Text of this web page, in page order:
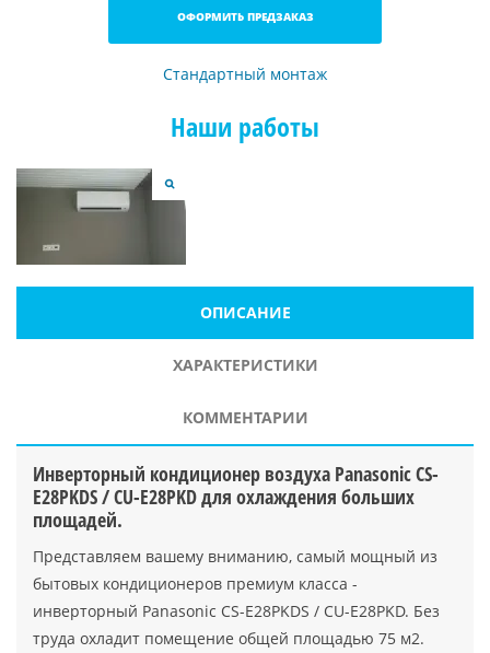
ОФОРМИТЬ ПРЕДЗАКАЗ
Стандартный монтаж
Наши работы
ОПИСАНИЕ
ХАРАКТЕРИСТИКИ
КОММЕНТАРИИ
Инверторный кондиционер воздуха Panasonic CS-
E28PKDS / CU-E28PKD для охлаждения больших
площадей.
Представляем вашему вниманию, самый мощный из
бытовых кондиционеров премиум класса -
инверторный Panasonic CS-E28PKDS / CU-E28PKD. Без
труда охладит помещение общей площадью 75 м2.